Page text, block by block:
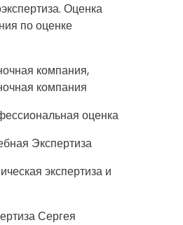
Оценка
по оценке
компания,
компания
оценка
Экспертиза
экспертиза и
Сергея